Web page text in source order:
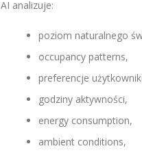
AI analizuje:
poziom naturalnego
occupancy patterns,
preferencje
godziny aktywności,
energy consumption,
ambient conditions,